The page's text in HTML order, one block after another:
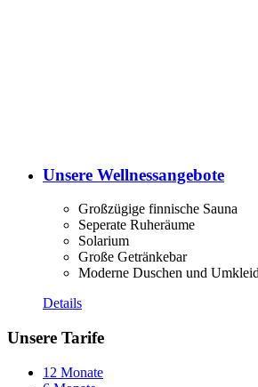
Unsere Wellnessangebote
Großzügige finnische Sauna
Seperate Ruheräume
Solarium
Große Getränkebar
Moderne Duschen und
Details
Unsere Tarife
12 Monate